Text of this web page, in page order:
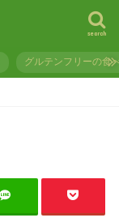
search
グルテンフリーの食